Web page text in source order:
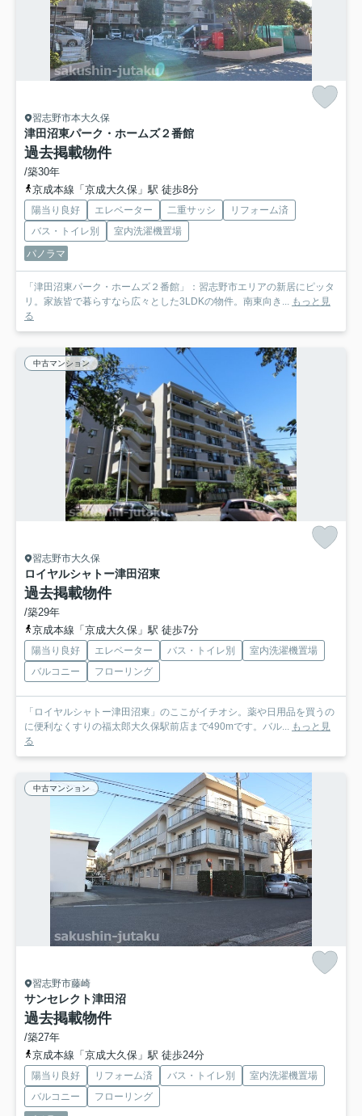
習志野市本大久保
津田沼東パーク・ホームズ２番館
過去掲載物件
/築30年
京成本線「京成大久保」駅 徒歩8分
陽当り良好 エレベーター 二重サッシ
リフォーム済
バス・トイレ別
室内洗濯機置場
パノラマ
「津田沼東パーク・ホームズ２番館」：習志野市エリアの新居にピッタ
リ。家族皆で暮らすなら広々とした3LDKの物件。南東向き... もっと見
る
中古マンション
習志野市大久保
ロイヤルシャトー津田沼東
過去掲載物件
/築29年
京成本線「京成大久保」駅 徒歩7分
陽当り良好 エレベーター バス・トイレ別
室内洗濯機置場
バルコニー
フローリング
「ロイヤルシャトー津田沼東」のここがイチオシ。薬や日用品を買うの
に便利なくすりの福太郎大久保駅前店まで490mです。バル... もっと見
る
中古マンション
習志野市藤崎
サンセレクト津田沼
過去掲載物件
/築27年
京成本線「京成大久保」駅 徒歩24分
陽当り良好 リフォーム済 バス・トイレ別
室内洗濯機置場
バルコニー
フローリング